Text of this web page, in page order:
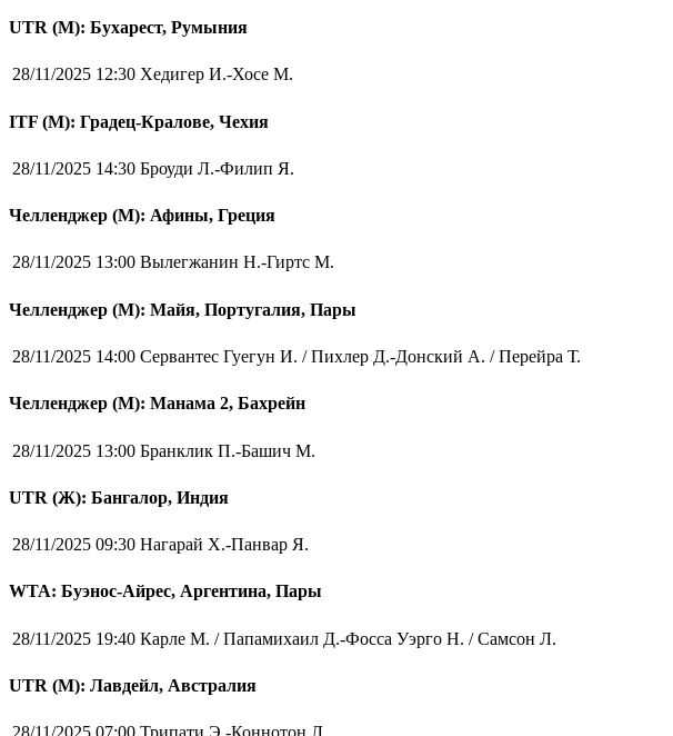
UTR (М): Бухарест, Румыния
28/11/2025 12:30 Хедигер И.-Хосе М.
ITF (M): Градец-Кралове, Чехия
28/11/2025 14:30 Броуди Л.-Филип Я.
Челленджер (М): Афины, Греция
28/11/2025 13:00 Вылегжанин Н.-Гиртс М.
Челленджер (М): Майя, Португалия, Пары
28/11/2025 14:00 Сервантес Гуегун И. / Пихлер Д.-Донский А. / Перейра Т.
Челленджер (М): Манама 2, Бахрейн
28/11/2025 13:00 Бранклик П.-Башич М.
UTR (Ж): Бангалор, Индия
28/11/2025 09:30 Нагарай Х.-Панвар Я.
WTA: Буэнос-Айрес, Аргентина, Пары
28/11/2025 19:40 Карле М. / Папамихаил Д.-Фосса Уэрго Н. / Самсон Л.
UTR (М): Лавдейл, Австралия